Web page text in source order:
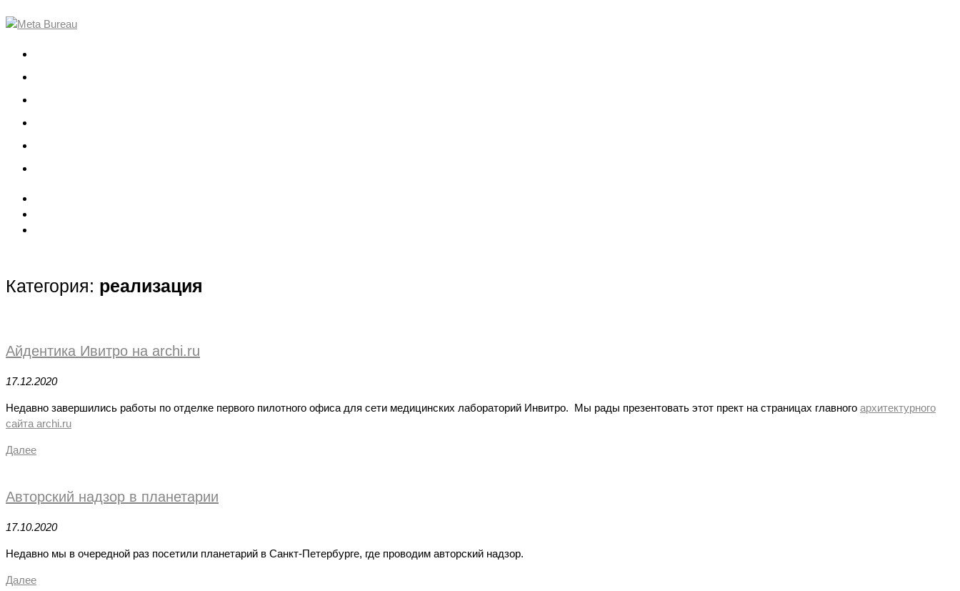
Категория: реализация
Айдентика Ивитро на archi.ru
17.12.2020
Недавно завершились работы по отделке первого пилотного офиса для сети медицинских лабораторий Инвитро. Мы рады презентовать этот прект на страницах главного архитектурного
сайта archi.ru
Далее
Авторский надзор в планетарии
17.10.2020
Недавно мы в очередной раз посетили планетарий в Санкт-Петербурге, где проводим авторский надзор.
Далее